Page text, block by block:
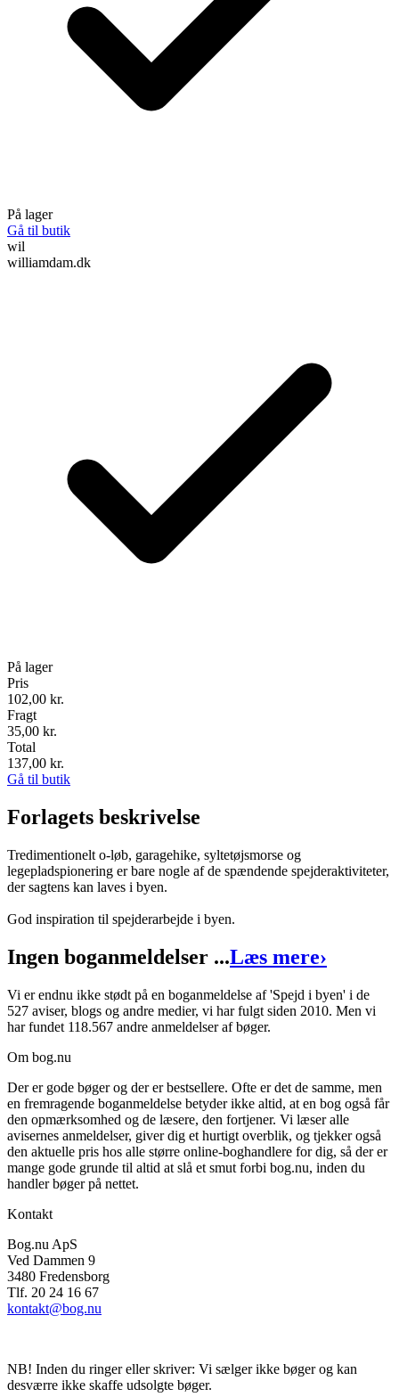
På lager
Gå til butik
wil
williamdam.dk
På lager
Pris
102,00 kr.
Fragt
35,00 kr.
Total
137,00 kr.
Gå til butik
Forlagets beskrivelse
Tredimentionelt o-løb, garagehike, syltetøjsmorse og
legepladspionering er bare nogle af de spændende spejderaktiviteter,
der sagtens kan laves i byen.
God inspiration til spejderarbejde i byen.
Ingen boganmeldelser ...Læs mere›
Vi er endnu ikke stødt på en boganmeldelse af 'Spejd i byen' i de
527 aviser, blogs og andre medier, vi har fulgt siden 2010. Men vi
har fundet 118.567 andre anmeldelser af bøger.
Om bog.nu
Der er gode bøger og der er bestsellere. Ofte er det de samme, men
en fremragende boganmeldelse betyder ikke altid, at en bog også får
den opmærksomhed og de læsere, den fortjener. Vi læser alle
avisernes anmeldelser, giver dig et hurtigt overblik, og tjekker også
den aktuelle pris hos alle større online-boghandlere for dig, så der er
mange gode grunde til altid at slå et smut forbi bog.nu, inden du
handler bøger på nettet.
Kontakt
Bog.nu ApS
Ved Dammen 9
3480 Fredensborg
Tlf. 20 24 16 67
kontakt@bog.nu
NB! Inden du ringer eller skriver: Vi sælger ikke bøger og kan
desværre ikke skaffe udsolgte bøger.